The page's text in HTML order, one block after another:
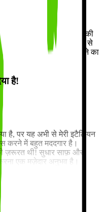
ऐप है जो वाकई आपको भाषा की
तरह शब्द और वाक्यांश रटाने से
है, और Pro में अपग्रेड करने का
है!
है, पर यह अभी से मेरी इटैलियन
करने में बहुत मददगार है।
ज़रूरत थी! सुधार साफ़ और
एक मज़ेदार अनुभव है।